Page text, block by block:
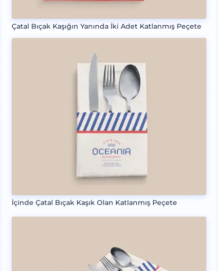
Çatal Bıçak Kaşığın Yanında İki Adet Katlanmış Peçete
İçinde Çatal Bıçak Kaşık Olan Katlanmış Peçete